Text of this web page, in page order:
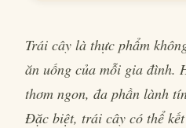
Trái cây là thực phẩm
ăn uống của mỗi gia đình.
thơm ngon, đa phần lành
Đặc biệt, trái cây có thể